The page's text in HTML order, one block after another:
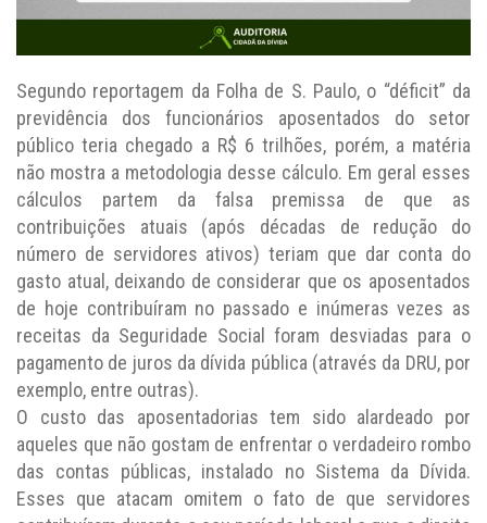
Segundo reportagem da Folha de S. Paulo, o “déficit” da
previdência dos funcionários aposentados do setor
público teria chegado a R$ 6 trilhões, porém, a matéria
não mostra a metodologia desse cálculo. Em geral esses
cálculos partem da falsa premissa de que as
contribuições atuais (após décadas de redução do
número de servidores ativos) teriam que dar conta do
gasto atual, deixando de considerar que os aposentados
de hoje contribuíram no passado e inúmeras vezes as
receitas da Seguridade Social foram desviadas para o
pagamento de juros da dívida pública (através da DRU, por
exemplo, entre outras).
O custo das aposentadorias tem sido alardeado por
aqueles que não gostam de enfrentar o verdadeiro rombo
das contas públicas, instalado no Sistema da Dívida.
Esses que atacam omitem o fato de que servidores